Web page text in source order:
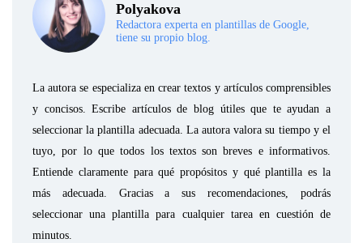
Polyakova
Redactora experta en plantillas de Google,
tiene su propio blog.
La autora se especializa en crear textos y artículos comprensibles
y concisos. Escribe artículos de blog útiles que te ayudan a
seleccionar la plantilla adecuada. La autora valora su tiempo y el
tuyo, por lo que todos los textos son breves e informativos.
Entiende claramente para qué propósitos y qué plantilla es la
más adecuada. Gracias a sus recomendaciones, podrás
seleccionar una plantilla para cualquier tarea en cuestión de
minutos.